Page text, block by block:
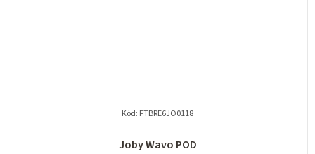
Joby Wavo POD
Kód: FTBRE6JO0118